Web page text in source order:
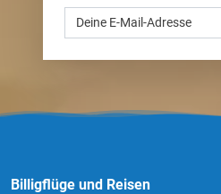
Billigflüge und Reisen